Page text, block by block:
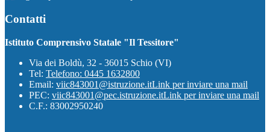
Contatti
Istituto Comprensivo Statale "Il Tessitore"
Via dei Boldù, 32 - 36015 Schio (VI)
Tel: Telefono: 0445 1632800
Email: viic843001@istruzione.itLink per inviare una mail
PEC: viic843001@pec.istruzione.itLink per inviare una mail
C.F.: 83002950240